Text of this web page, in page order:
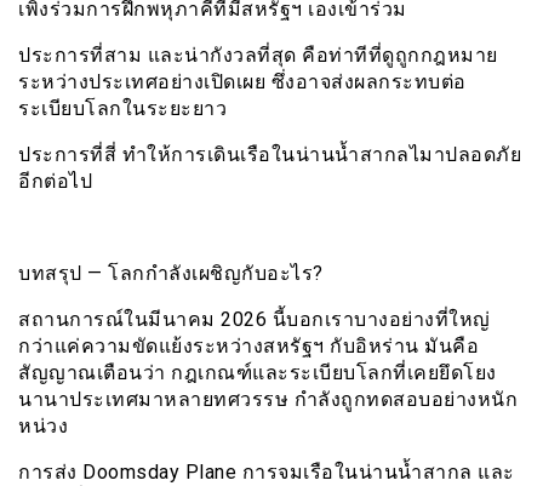
เพิ่งร่วมการฝึกพหุภาคีที่มีสหรัฐฯ เองเข้าร่วม
ประการที่สาม และน่ากังวลที่สุด คือท่าทีที่ดูถูกกฎหมาย
ระหว่างประเทศอย่างเปิดเผย ซึ่งอาจส่งผลกระทบต่อ
ระเบียบโลกในระยะยาว
ประการที่สี่ ทำให้การเดินเรือในน่านน้ำสากลไมาปลอดภัย
อีกต่อไป
บทสรุป — โลกกำลังเผชิญกับอะไร?
สถานการณ์ในมีนาคม 2026 นี้บอกเราบางอย่างที่ใหญ่
กว่าแค่ความขัดแย้งระหว่างสหรัฐฯ กับอิหร่าน มันคือ
สัญญาณเตือนว่า กฎเกณฑ์และระเบียบโลกที่เคยยึดโยง
นานาประเทศมาหลายทศวรรษ กำลังถูกทดสอบอย่างหนัก
หน่วง
การส่ง Doomsday Plane การจมเรือในน่านน้ำสากล และ